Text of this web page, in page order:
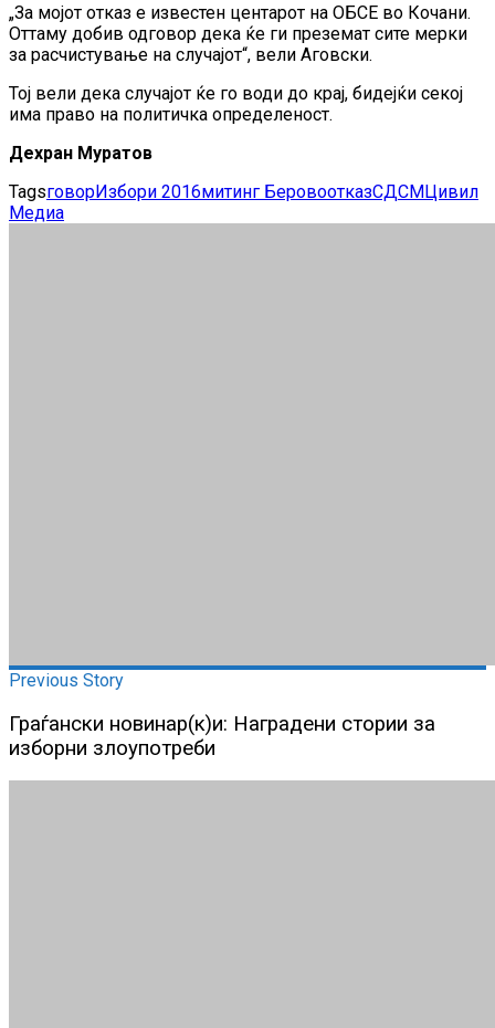
„За мојот отказ е известен центарот на ОБСЕ во Кочани.
Оттаму добив одговор дека ќе ги преземат сите мерки
за расчистување на случајот“, вели Аговски.
Тој вели дека случајот ќе го води до крај, бидејќи секој
има право на политичка определеност.
Дехран Муратов
TagsговорИзбори 2016митинг БеровоотказСДСМЦивил
Медиа
Previous Story
Граѓански новинар(к)и: Наградени стории за
изборни злоупотреби